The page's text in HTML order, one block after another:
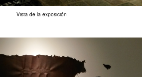
Vista de la exposición